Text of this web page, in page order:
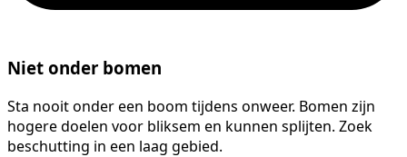
Niet onder bomen
Sta nooit onder een boom tijdens onweer. Bomen zijn
hogere doelen voor bliksem en kunnen splijten. Zoek
beschutting in een laag gebied.